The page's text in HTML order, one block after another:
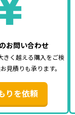
お問い合わせ
きく越える購入をご検
見積りも承ります。
りを依頼